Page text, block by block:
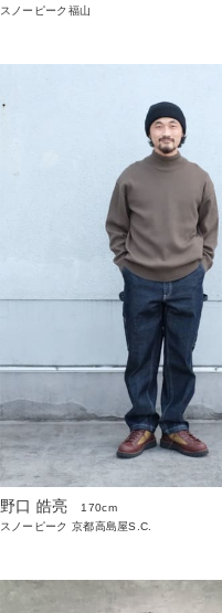
スノーピーク福山
野口 皓亮
170cm
スノーピーク 京都高島屋S.C.